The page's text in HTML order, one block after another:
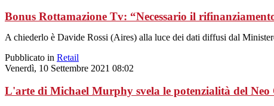
Bonus Rottamazione Tv: “Necessario il
A chiederlo è Davide Rossi (Aires) alla luce dei dati diffusi dal
Pubblicato in Retail
Venerdì, 10 Settembre 2021 08:02
L'arte di Michael Murphy svela le potenzialità del